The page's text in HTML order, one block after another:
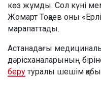
көз жұмды. Сол күні
Жомарт Тоқаев оны
марапаттады.
Астанадағы
дәрісханаларының
беру туралы шешім